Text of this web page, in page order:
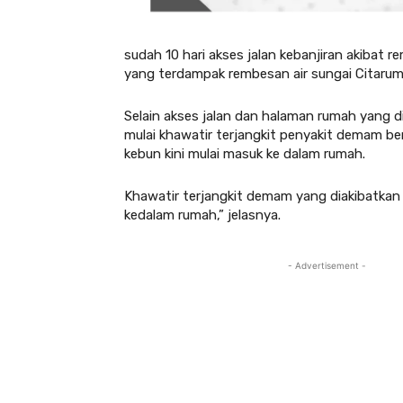
sudah 10 hari akses jalan kebanjiran akibat
yang terdampak rembesan air sungai
Selain akses jalan dan halaman rumah yang
mulai khawatir terjangkit penyakit demam
kebun kini mulai masuk ke dalam rumah.
Khawatir terjangkit demam yang
kedalam rumah,” jelasnya.
- Advertisement -